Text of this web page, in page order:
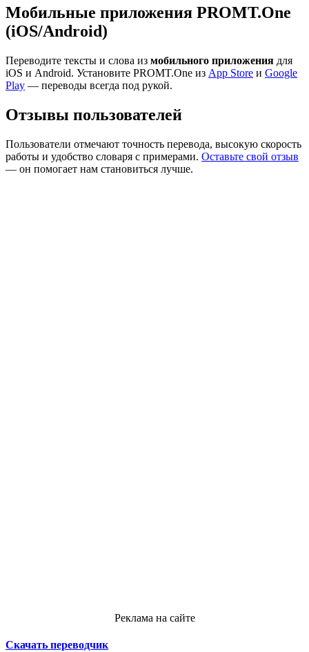
Мобильные приложения PROMT.One
(iOS/Android)
Переводите тексты и слова из мобильного приложения для
iOS и Android. Установите PROMT.One из App Store и Google
Play — переводы всегда под рукой.
Отзывы пользователей
Пользователи отмечают точность перевода, высокую скорость
работы и удобство словаря с примерами. Оставьте свой отзыв
— он помогает нам становиться лучше.
Реклама на сайте
Скачать переводчик